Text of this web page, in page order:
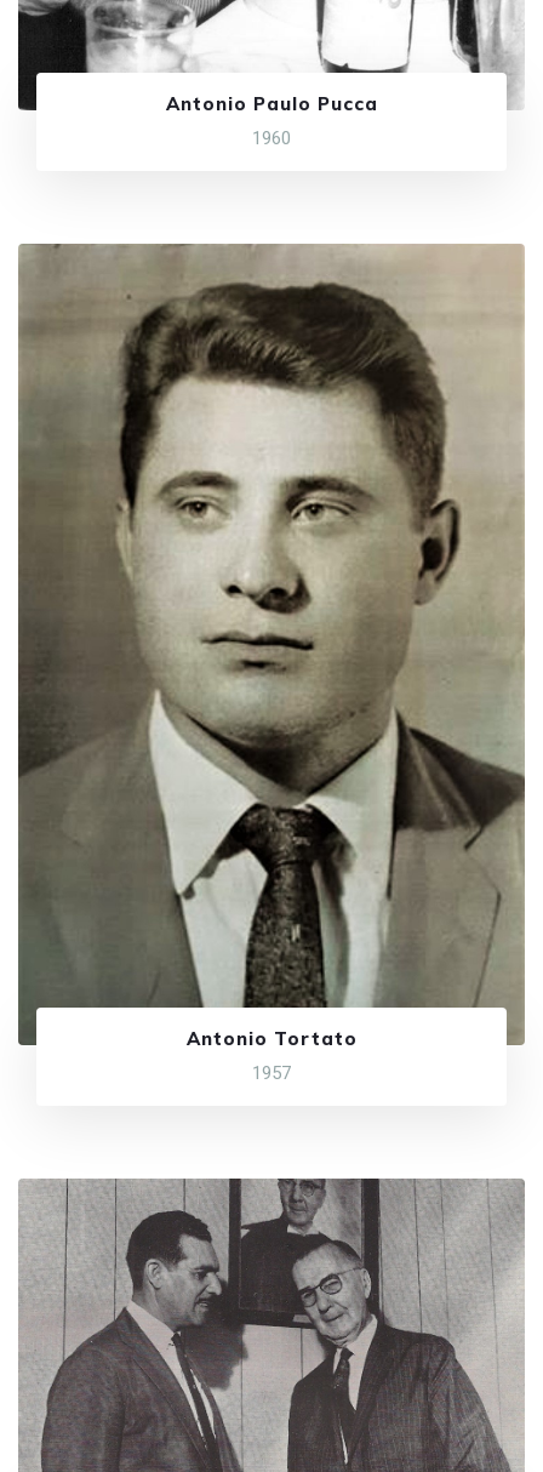
Antonio Paulo Pucca
1960
Antonio Tortato
1957